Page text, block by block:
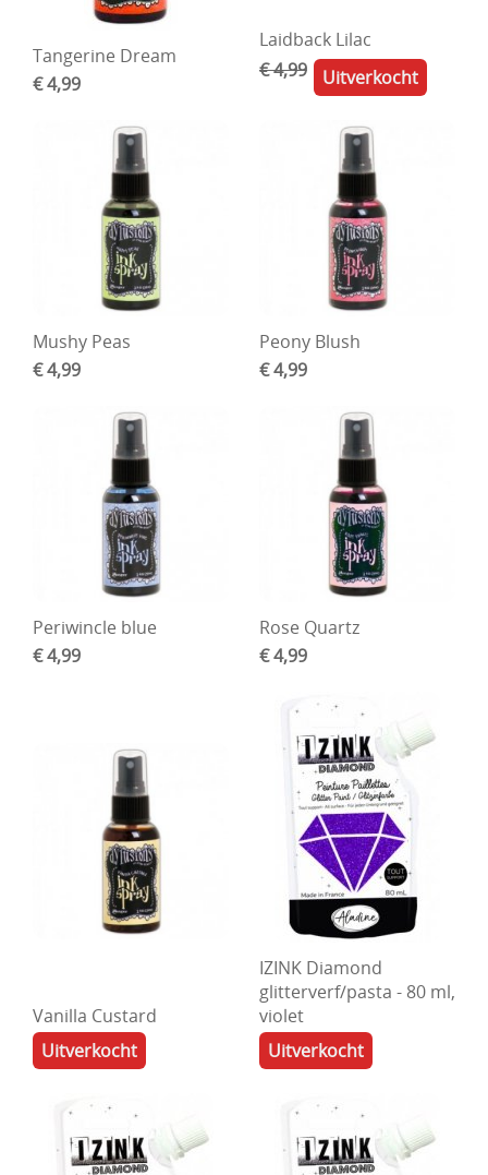
Tangerine Dream
€ 4,99
Laidback Lilac
€ 4,99
Uitverkocht
Mushy Peas
€ 4,99
Peony Blush
€ 4,99
Periwincle blue
€ 4,99
Rose Quartz
€ 4,99
Vanilla Custard
Uitverkocht
IZINK Diamond
glitterverf/pasta - 80 ml,
violet
Uitverkocht